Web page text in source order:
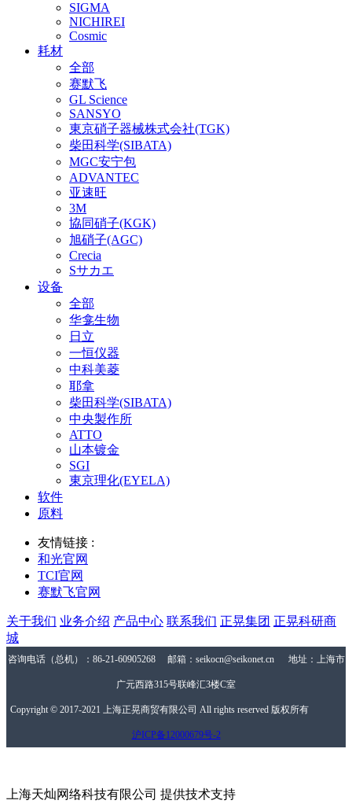
SIGMA
NICHIREI
Cosmic
耗材
全部
赛默飞
GL Science
SANSYO
東京硝子器械株式会社(TGK)
柴田科学(SIBATA)
MGC安宁包
ADVANTEC
亚速旺
3M
協同硝子(KGK)
旭硝子(AGC)
Crecia
Sサカエ
设备
全部
华龛生物
日立
一恒仪器
中科美菱
耶拿
柴田科学(SIBATA)
中央製作所
ATTO
山本镀金
SGI
東京理化(EYELA)
软件
原料
友情链接 :
和光官网
TCI官网
赛默飞官网
关于我们 业务介绍 产品中心 联系我们 正晃集团 正晃科研商
城
咨询电话（总机）：86-21-60905268 邮箱：seikocn@seikonet.cn 地址：上海市
广元西路315号联峰汇3楼C室
Copyright © 2017-2021 上海正晃商贸有限公司 All rights reserved 版权所有
沪ICP备12000679号-2
上海天灿网络科技有限公司 提供技术支持